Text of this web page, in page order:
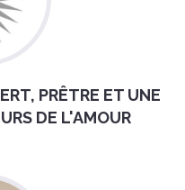
PRÊTRE ET UNE
DE L'AMOUR